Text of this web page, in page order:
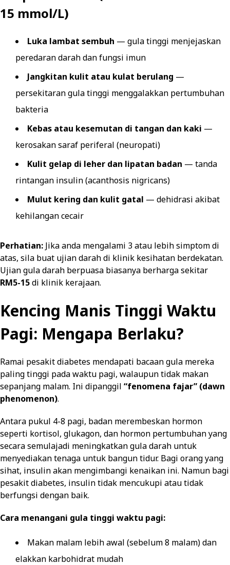
15 mmol/L)
Luka lambat sembuh — gula tinggi menjejaskan
peredaran darah dan fungsi imun
Jangkitan kulit atau kulat berulang —
persekitaran gula tinggi menggalakkan pertumbuhan
bakteria
Kebas atau kesemutan di tangan dan kaki —
kerosakan saraf periferal (neuropati)
Kulit gelap di leher dan lipatan badan — tanda
rintangan insulin (acanthosis nigricans)
Mulut kering dan kulit gatal — dehidrasi akibat
kehilangan cecair
Perhatian: Jika anda mengalami 3 atau lebih simptom di
atas, sila buat ujian darah di klinik kesihatan berdekatan.
Ujian gula darah berpuasa biasanya berharga sekitar
RM5-15di klinik kerajaan.
Kencing Manis Tinggi Waktu
Pagi: Mengapa Berlaku?
Ramai pesakit diabetes mendapati bacaan gula mereka
paling tinggi pada waktu pagi, walaupun tidak makan
sepanjang malam. Ini dipanggil “fenomena fajar” (dawn
phenomenon).
Antara pukul 4-8 pagi, badan merembeskan hormon
seperti kortisol, glukagon, dan hormon pertumbuhan yang
secara semulajadi meningkatkan gula darah untuk
menyediakan tenaga untuk bangun tidur. Bagi orang yang
sihat, insulin akan mengimbangi kenaikan ini. Namun bagi
pesakit diabetes, insulin tidak mencukupi atau tidak
berfungsi dengan baik.
Cara menangani gula tinggi waktu pagi:
Makan malam lebih awal (sebelum 8 malam) dan
elakkan karbohidrat mudah